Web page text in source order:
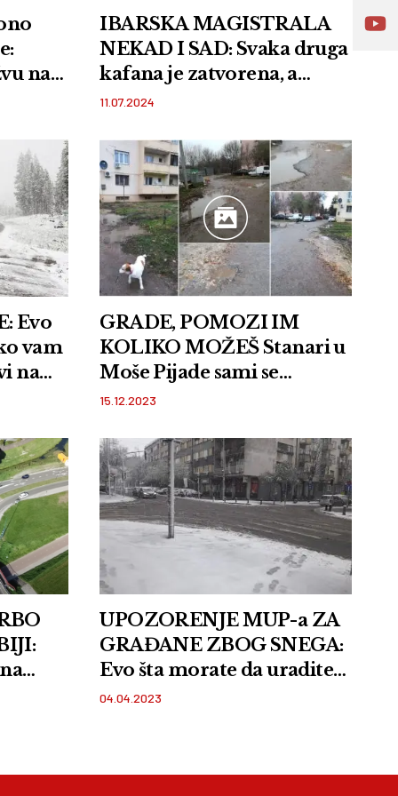
na
IBARSKA MAGISTRALA
NEKAD I SAD: Svaka druga
kafana je zatvorena, a
meštani se sećaju kako je to
11.07.2024
Evo
vam
na
GRADE, POMOZI IM
KOLIKO MOŽEŠ Stanari u
Moše Pijade sami se
organizuju da od svojih
zgradama
15.12.2023
UPOZORENJE MUP-a ZA
GRAĐANE ZBOG SNEGA:
Evo šta morate da uradite
pred put
04.04.2023